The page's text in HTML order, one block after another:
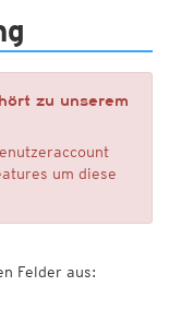
zu unserem
um diese
Felder aus: